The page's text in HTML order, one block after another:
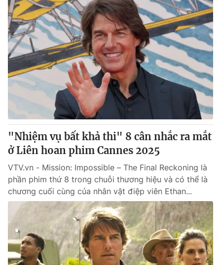
THỜI BÁO VTV
Theo dõi báo trên
Cơ quan chủ quản:Đài Truyền hình Việt Nam
Cơ quan báo chí:
Thời báo VTV
Giấy phép hoạt động báo in và báo điện tử số 483/GP-BTTTT
cấp ngày 29/12/2023
Tổng Biên tập:Vũ Thanh Thủy
Phó Tổng Biên tập:Nguyễn Thị Mỹ Hạnh, Phạm Quốc Thắng,
Tổng đài VTV:
024.38 355 931 - 024.38 355 932
Ðiện thoại Thời báo VTV:024.66 897 897
Email:toasoan@vtv.vn
Liên hệ quảng cáo:024-7300.7108
"Nhiệm vụ bất khả thi" 8 cân nhắc ra mắt
ở Liên hoan phim Cannes 2025
VTV.vn - Mission: Impossible – The Final Reckoning là
phần phim thứ 8 trong chuỗi thương hiệu và có thể là
chương cuối cùng của nhân vật điệp viên Ethan...